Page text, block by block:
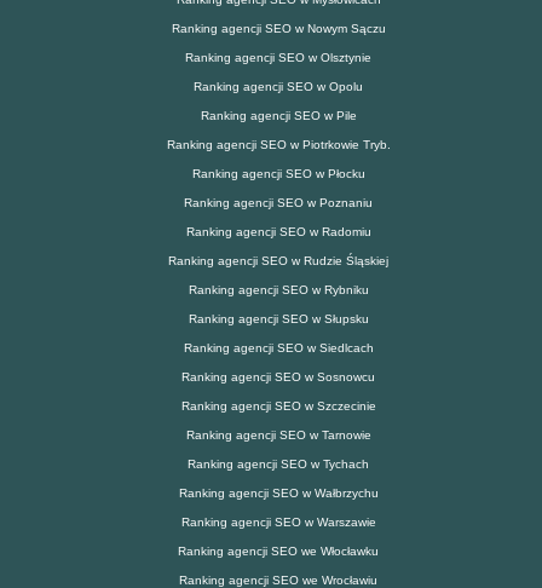
Ranking agencji SEO w Nowym Sączu
Ranking agencji SEO w Olsztynie
Ranking agencji SEO w Opolu
Ranking agencji SEO w Pile
Ranking agencji SEO w Piotrkowie Tryb.
Ranking agencji SEO w Płocku
Ranking agencji SEO w Poznaniu
Ranking agencji SEO w Radomiu
Ranking agencji SEO w Rudzie Śląskiej
Ranking agencji SEO w Rybniku
Ranking agencji SEO w Słupsku
Ranking agencji SEO w Siedlcach
Ranking agencji SEO w Sosnowcu
Ranking agencji SEO w Szczecinie
Ranking agencji SEO w Tarnowie
Ranking agencji SEO w Tychach
Ranking agencji SEO w Wałbrzychu
Ranking agencji SEO w Warszawie
Ranking agencji SEO we Włocławku
Ranking agencji SEO we Wrocławiu